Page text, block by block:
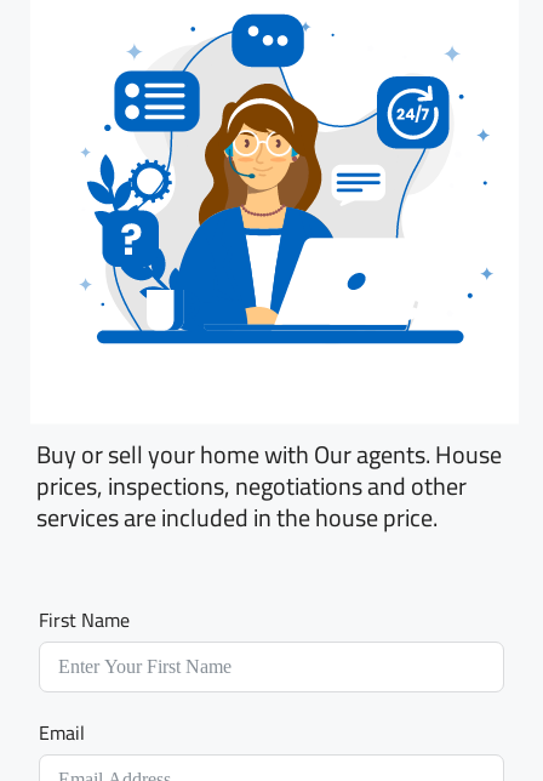
Buy or sell your home with Our agents. House
prices, inspections, negotiations and other
services are included in the house price.
First Name
Email